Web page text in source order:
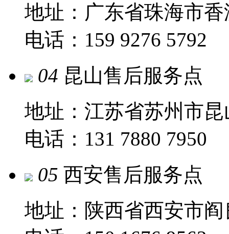
地址：广东省珠海市香
电话：159 9276 5792
04 昆山售后服务点
地址：江苏省苏州市昆
电话：131 7880 7950
05 西安售后服务点
地址：陕西省西安市阎